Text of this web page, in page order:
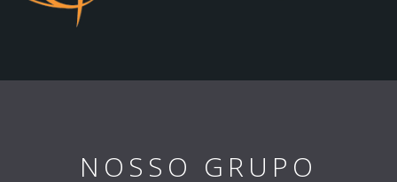
NOSSO GRUPO